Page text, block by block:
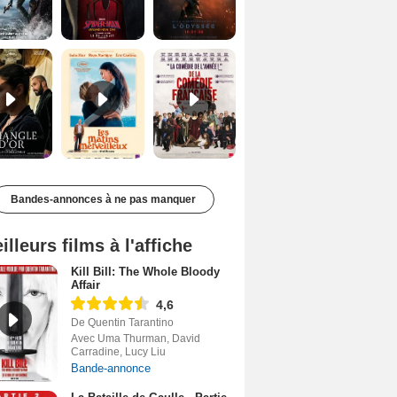
Le Triangle d'or Bande-annonce VF De la Comédie-Française Teaser VF
Bandes-annonces à ne pas manquer
films à l'affiche
Kill Bill: The Whole Bloody
Affair
4,6
De Quentin Tarantino
Avec Uma Thurman, David
Carradine, Lucy Liu
Bande-annonce